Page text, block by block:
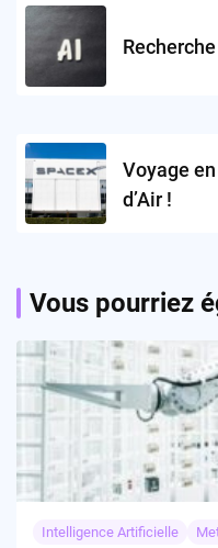
navigation
Voyage
d’Air !
Vous pourriez
Intelligence Artificielle